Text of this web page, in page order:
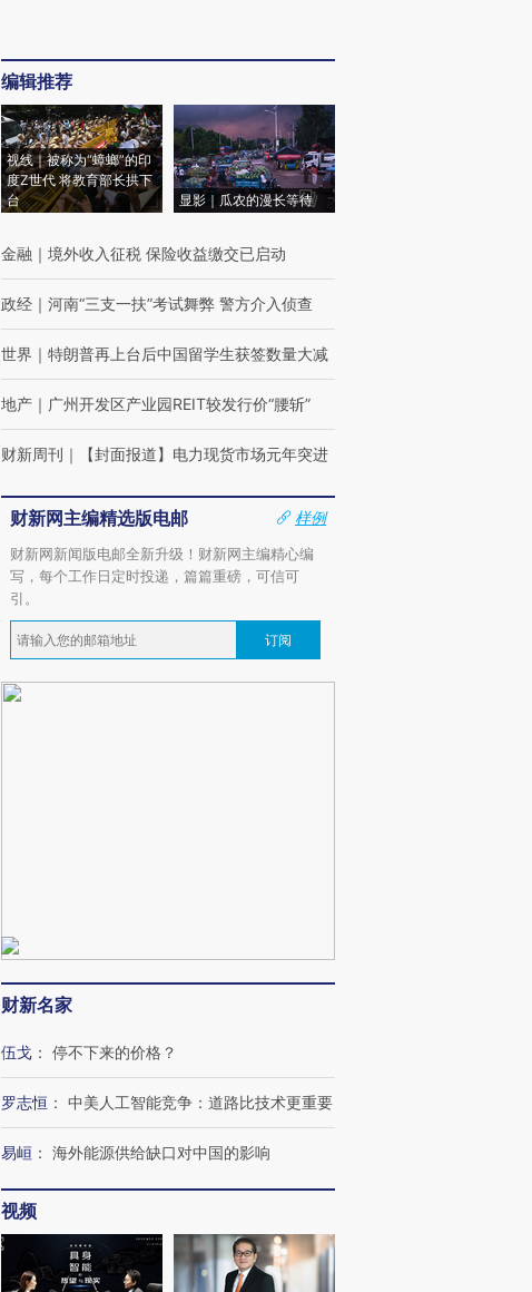
编辑推荐
视线｜被称为“蟑螂”的印
度Z世代 将教育部长拱下
台
显影｜瓜农的漫长等待
金融 ｜ 境外收入征税 保险收益缴交已启动
政经 ｜ 河南“三支一扶”考试舞弊 警方介入侦查
世界 ｜ 特朗普再上台后中国留学生获签数量大减
地产 ｜ 广州开发区产业园REIT较发行价“腰斩”
财新周刊 ｜ 【封面报道】电力现货市场元年突进
财新网主编精选版电邮
样例
财新网新闻版电邮全新升级！财新网主编精心编
写，每个工作日定时投递，篇篇重磅，可信可
引。
订阅
财新名家
伍戈 ： 停不下来的价格？
罗志恒 ： 中美人工智能竞争：道路比技术更重要
易峘 ： 海外能源供给缺口对中国的影响
视频